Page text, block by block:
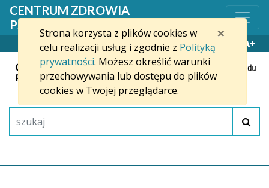
Przejdź do treści
×
Strona korzysta z plików cookies w
celu realizacji usług i zgodnie z Polityką
prywatności. Możesz określić warunki
przechowywania lub dostępu do plików
cookies w Twojej przeglądarce.
CENTRUM ZDROWIA
PSYCHICZNEGO W SŁUPSKU
WYSOKI KONTRAST A+